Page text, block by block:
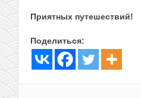
Приятных путешествий!
Поделиться: